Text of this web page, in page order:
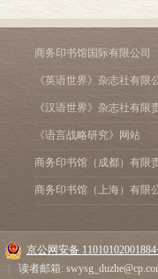
商务印书馆国际有限公司
《英语世界》杂志社有限
《汉语世界》杂志社有限
《语言战略研究》网站
商务印书馆（成都）有限
商务印书馆（上海）有限
京公网安备
读者邮箱: